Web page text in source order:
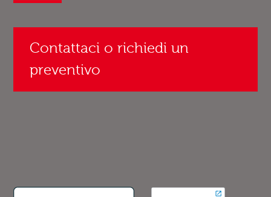
Contattaci o richiedi un
preventivo